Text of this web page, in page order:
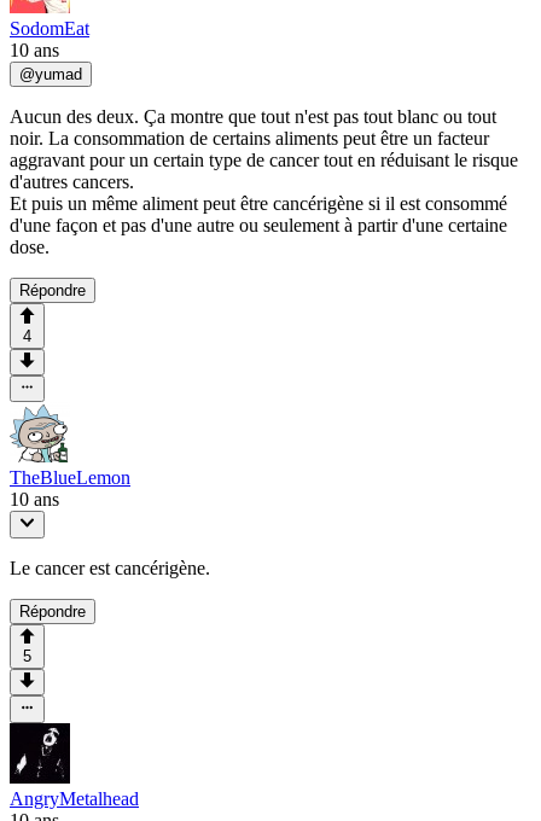
SodomEat
10 ans
@yumad
Aucun des deux. Ça montre que tout n'est pas tout blanc ou tout
noir. La consommation de certains aliments peut être un facteur
aggravant pour un certain type de cancer tout en réduisant le risque
d'autres cancers.
Et puis un même aliment peut être cancérigène si il est consommé
d'une façon et pas d'une autre ou seulement à partir d'une certaine
dose.
Répondre
4
TheBlueLemon
10 ans
Le cancer est cancérigène.
Répondre
5
AngryMetalhead